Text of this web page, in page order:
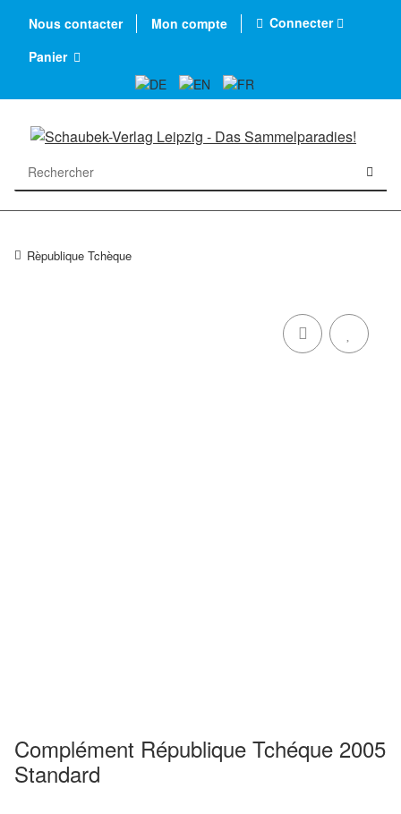
Nous contacter Mon compte
Connecter
Panier
Rèpublique Tchèque
Complément République Tchéque 2005
Standard